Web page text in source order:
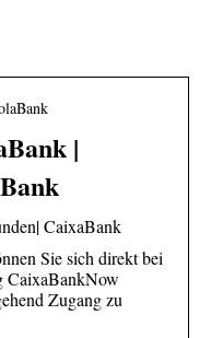
|
CaixaBank
Sie sich direkt bei
CaixaBankNow
Zugang zu